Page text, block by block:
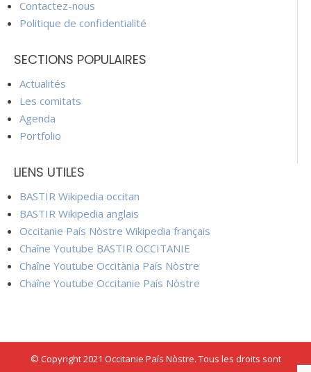
Contactez-nous
Politique de confidentialité
SECTIONS POPULAIRES
Actualités
Les comitats
Agenda
Portfolio
LIENS UTILES
BASTIR Wikipedia occitan
BASTIR Wikipedia anglais
Occitanie País Nòstre Wikipedia français
Chaîne Youtube BASTIR OCCITANIE
Chaîne Youtube Occitània País Nòstre
Chaîne Youtube Occitanie País Nòstre
© Copyright 2021 Occitanie País Nòstre. Tous les droits sont